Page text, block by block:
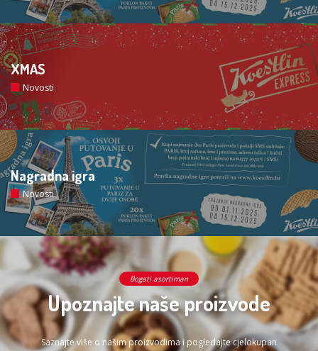
XMAS
Novosti
Nagradna igra
Novosti
Bogati asortiman
Upoznajte naše proizvode
Saznajte više o našim proizvodima i pogledajte cjelokupan